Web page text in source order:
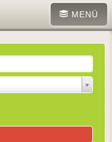
MENÜ